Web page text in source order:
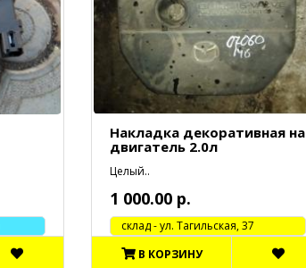
Накладка декоративная на
двигатель 2.0л
Целый..
1 000.00 р.
cклад - ул. Тагильская, 37
В КОРЗИНУ